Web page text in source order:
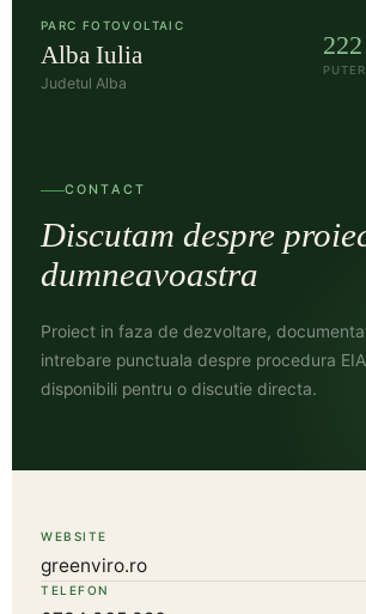
PARC FOTOVOLTAIC
Alba Iulia
Judetul Alba
CONTACT
Discutam despre
dumneavoastra
Proiect in faza de dezvoltare,
intrebare punctuala despre procedura
disponibili pentru o discutie directa.
WEBSITE
greenviro.ro
TELEFON